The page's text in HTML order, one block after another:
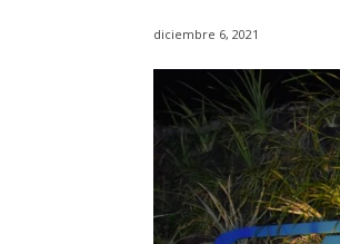
diciembre 6, 2021